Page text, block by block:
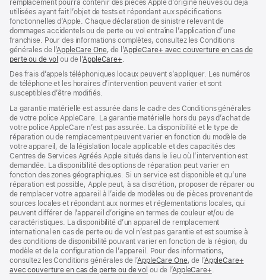
remplacement pourra contenir des pièces Apple d’origine neuves ou déjà
utilisées ayant fait l’objet de tests et répondant aux spécifications
fonctionnelles d’Apple. Chaque déclaration de sinistre relevant de
dommages accidentels ou de perte ou vol entraîne l’application d’une
franchise. Pour des informations complètes, consultez les Conditions
générales de l’AppleCare One(s’ouvre
dans
nouvelle
fenêtre)
, de l’AppleCare+ avec couverture en cas de
perte ou de vol (s’ouvre
une
nouvelle
fenêtre)
ou de l’AppleCare+
une
nouvelle
Des frais d’appels téléphoniques locaux peuvent s’appliquer. Les numéros
de téléphone et les horaires d’intervention peuvent varier et sont
susceptibles d’être modifiés.
La garantie matérielle est assurée dans le cadre des Conditions générales
de votre police AppleCare. La garantie matérielle hors du pays d’achat de
votre police AppleCare n’est pas assurée. La disponibilité et le type de
réparation ou de remplacement peuvent varier en fonction du modèle de
votre appareil, de la législation locale applicable et des capacités des
Centres de Services Agréés Apple situés dans le lieu où l’intervention est
demandée. La disponibilité des options de réparation peut varier en
fonction des zones géographiques. Si un service est disponible et qu’une
réparation est possible, Apple peut, à sa discrétion, proposer de réparer ou
de remplacer votre appareil à l’aide de modèles ou de pièces provenant de
sources locales et répondant aux normes et réglementations locales, qui
peuvent différer de l’appareil d’origine en termes de couleur et/ou de
caractéristiques. La disponibilité d’un appareil de remplacement
international en cas de perte ou de vol n’est pas garantie et est soumise à
des conditions de disponibilité pouvant varier en fonction de la région, du
modèle et de la configuration de l’appareil. Pour des informations,
consultez les Conditions générales de l’AppleCare One(s’ouvre
dans
, de l’AppleCare+
avec couverture en cas de perte ou de vol (s’ouvre
ou de l’AppleCare+(s’ouvre
.